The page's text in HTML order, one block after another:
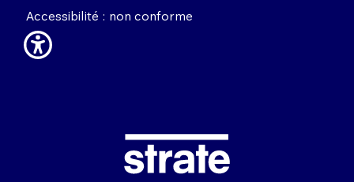
Image
Accessibilité : non conforme